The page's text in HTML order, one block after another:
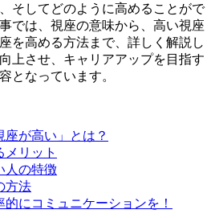
そしてどのように高めることがで
では、視座の意味から、高い視座
を高める方法まで、詳しく解説し
上させ、キャリアアップを目指す
となっています。
が高い」とは？
メリット
人の特徴
方法
にコミュニケーションを！